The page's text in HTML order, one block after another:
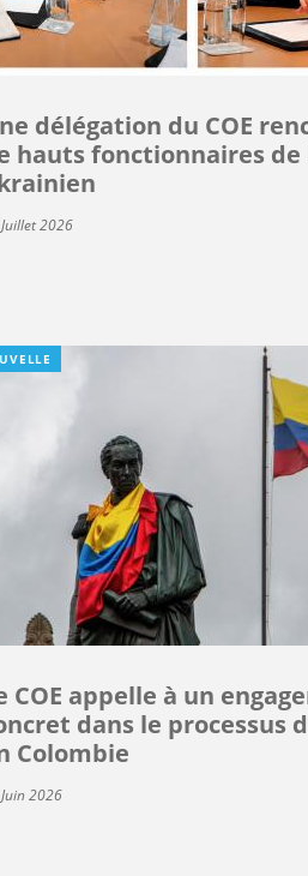
délégation du COE
hauts fonctionnaires de
2026
COE appelle à un
dans le processus
Colombie
2026